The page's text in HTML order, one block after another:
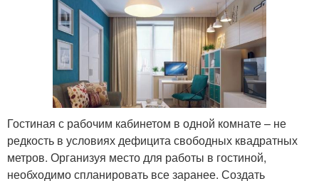
Гостиная с рабочим кабинетом в одной комнате – не
редкость в условиях дефицита свободных квадратных
метров. Организуя место для работы в гостиной,
необходимо спланировать все заранее. Создать